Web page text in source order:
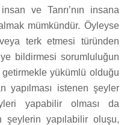
ve Tanrı’nın insana
mümkündür. Öyleyse
veya terk etmesi türünden
bildirmesi sorumluluğun
getirmekle yükümlü olduğu
yapılması istenen şeyler
yapabilir olması da
şeylerin yapılabilir oluşu,